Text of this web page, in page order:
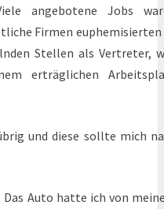
angebotene Jobs
Firmen euphemisierten
Stellen als Vertreter,
erträglichen
und diese sollte mich
Auto hatte ich von